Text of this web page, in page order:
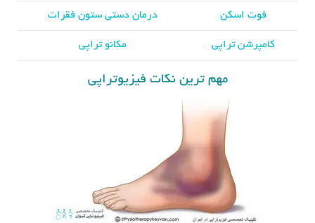
فوت اسکن درمان دستی ستون فقرات
کامپرشن تراپی مکانو تراپی
مهم ترین نکات فیزیوتراپی